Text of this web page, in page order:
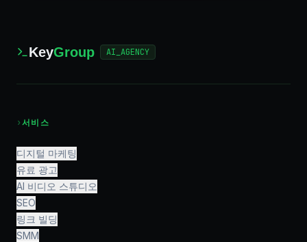
KeyGroup AI_AGENCY
›서비스
디지털 마케팅
유료 광고
AI 비디오 스튜디오
SEO
링크 빌딩
SMM